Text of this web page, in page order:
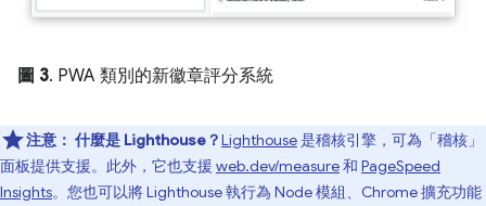
圖 3. PWA 類別的新徽章評分系統
注意： 什麼是 Lighthouse？Lighthouse是稽核引擎，可為「稽核」
面板提供支援。此外，它也支援 web.dev/measure和 PageSpeed
Insights。您也可以將 Lighthouse 執行為 Node 模組、Chrome 擴充功能